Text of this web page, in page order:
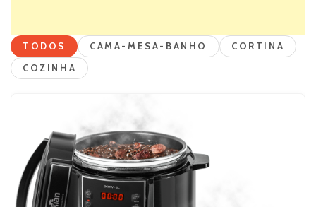
TODOS CAMA-MESA-BANHO
CORTINA
COZINHA